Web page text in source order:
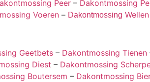
Peer – Dakontmossing
Voeren – Dakontmossing Wellen
Geetbets – Dakontmossing Tienen
Diest – Dakontmossing
Boutersem – Dakontmossing